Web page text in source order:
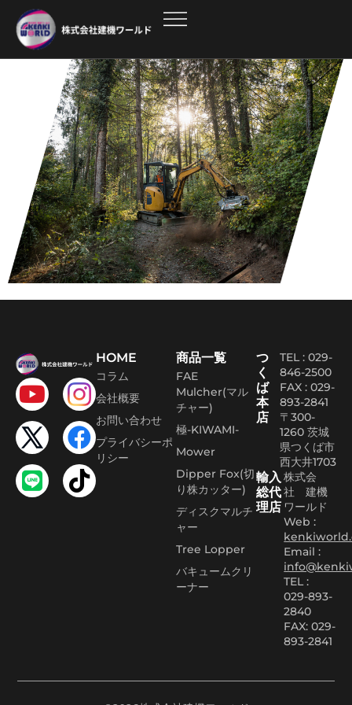
HOME
コラム
会社概要
お問い合わせ
プライバシーポ
リシー
商品一覧
FAE
Mulcher(マル
チャー)
極-KIWAMI-
Mower
Dipper Fox(切
り株カッター)
ディスクマルチ
ャー
Tree Lopper
バキュームクリ
ーナー
つ
く
ば
本
店
TEL : 029-
846-2500
FAX : 029-
893-2841
〒300-
1260 茨城
県つくば市
西大井1703
輸入
総代
理店
株式会
社 建機
ワールド
Web :
Email :
TEL :
029-893-
2840
FAX: 029-
893-2841